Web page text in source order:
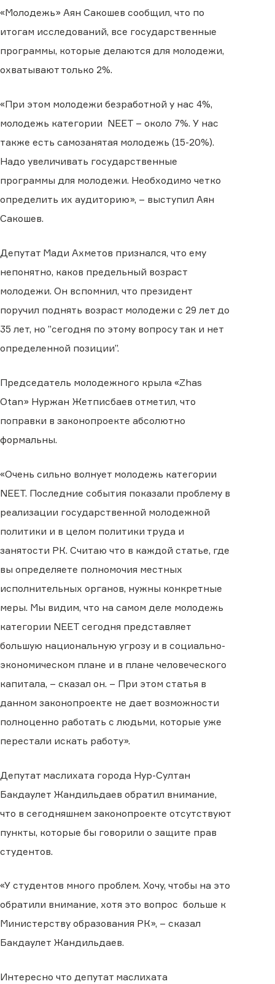
«Молодежь» Аян Сакошев сообщил, что по
итогам исследований, все государственные
программы, которые делаются для молодежи,
охватывают только 2%.
«При этом молодежи безработной у нас 4%,
молодежь категории NEET – около 7%. У нас
также есть самозанятая молодежь (15-20%).
Надо увеличивать государственные
программы для молодежи. Необходимо четко
определить их аудиторию», – выступил Аян
Сакошев.
Депутат Мади Ахметов признался, что ему
непонятно, каков предельный возраст
молодежи. Он вспомнил, что президент
поручил поднять возраст молодежи с 29 лет до
35 лет, но ”сегодня по этому вопросу так и нет
определенной позиции”.
Председатель молодежного крыла «Zhas
Otan» Нуржан Жетписбаев отметил, что
поправки в законопроекте абсолютно
формальны.
«Очень сильно волнует молодежь категории
NEET. Последние события показали проблему в
реализации государственной молодежной
политики и в целом политики труда и
занятости РК. Считаю что в каждой статье, где
вы определяете полномочия местных
исполнительных органов, нужны конкретные
меры. Мы видим, что на самом деле молодежь
категории NEET сегодня представляет
большую национальную угрозу и в социально-
экономическом плане и в плане человеческого
капитала, – сказал он. – При этом статья в
данном законопроекте не дает возможности
полноценно работать с людьми, которые уже
перестали искать работу».
Депутат маслихата города Нур-Султан
Бакдаулет Жандильдаев обратил внимание,
что в сегодняшнем законопроекте отсутствуют
пункты, которые бы говорили о защите прав
студентов.
«У студентов много проблем. Хочу, чтобы на это
обратили внимание, хотя это вопрос больше к
Министерству образования РК», – сказал
Бакдаулет Жандильдаев.
Интересно что депутат маслихата